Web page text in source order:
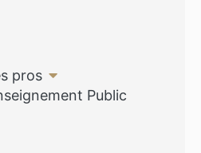
pros
Public